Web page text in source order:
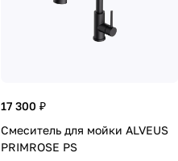
17 300 ₽
Смеситель для мойки ALVEUS
PRIMROSE PS